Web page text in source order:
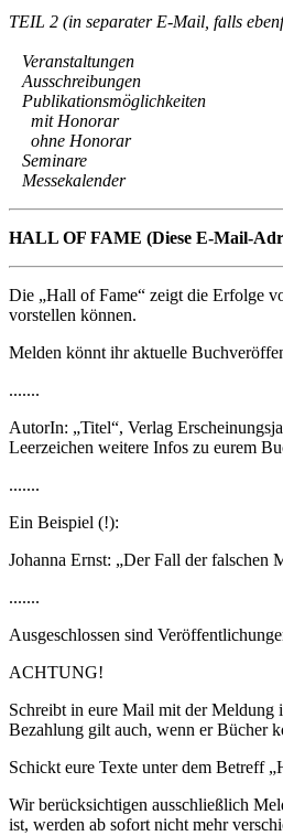
TEIL 2 (in separater E-Mail, falls
Veranstaltungen
Ausschreibungen
Publikationsmöglichkeiten
mit Honorar
ohne Honorar
Seminare
Messekalender
HALL OF FAME (Diese E-Mail-
Die „Hall of Fame“ zeigt die Erfolge
vorstellen können.
Melden könnt ihr aktuelle
.......
AutorIn: „Titel“, Verlag
Leerzeichen weitere Infos zu eurem
.......
Ein Beispiel (!):
Johanna Ernst: „Der Fall der
.......
Ausgeschlossen sind
ACHTUNG!
Schreibt in eure Mail mit der Meldung
Bezahlung gilt auch, wenn er Bücher
Schickt eure Texte unter dem Betreff
Wir berücksichtigen ausschließlich
ist, werden ab sofort nicht mehr